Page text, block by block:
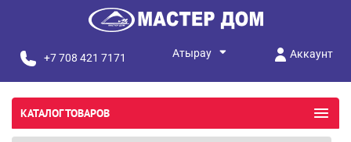
+7 708 421 7171 Аккаунт
КАТАЛОГ ТОВАРОВ